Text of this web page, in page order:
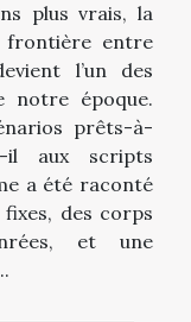
plus vrais, la
frontière entre
l’un des
notre époque.
prêts-à-
il aux scripts
a été raconté
des corps
et une